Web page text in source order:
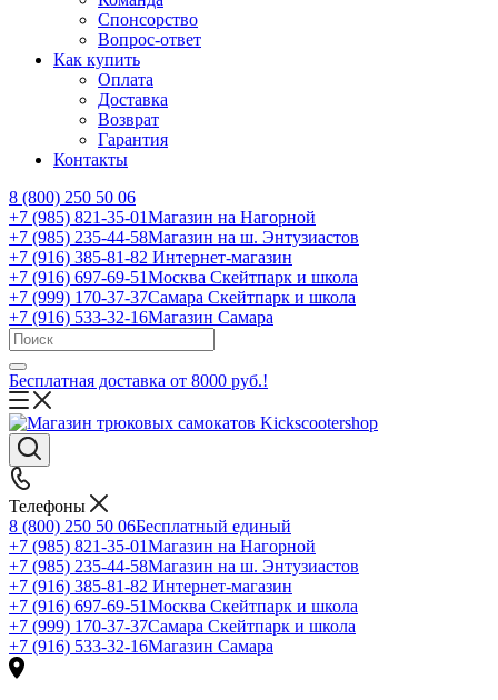
Спонсорство
Вопрос-ответ
Как купить
Оплата
Доставка
Возврат
Гарантия
Контакты
8 (800) 250 50 06
+7 (985) 821-35-01Магазин на Нагорной
+7 (985) 235-44-58Магазин на ш. Энтузиастов
+7 (916) 385-81-82 Интернет-магазин
+7 (916) 697-69-51Москва Скейтпарк и школа
+7 (999) 170-37-37Самара Скейтпарк и школа
+7 (916) 533-32-16Магазин Самара
Бесплатная доставка от 8000 руб.!
Телефоны
8 (800) 250 50 06Бесплатный единый
+7 (985) 821-35-01Магазин на Нагорной
+7 (985) 235-44-58Магазин на ш. Энтузиастов
+7 (916) 385-81-82 Интернет-магазин
+7 (916) 697-69-51Москва Скейтпарк и школа
+7 (999) 170-37-37Самара Скейтпарк и школа
+7 (916) 533-32-16Магазин Самара